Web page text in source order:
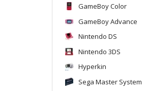
GameBoy Color
GameBoy Advance
Nintendo DS
Nintendo 3DS
Hyperkin
Sega Master System